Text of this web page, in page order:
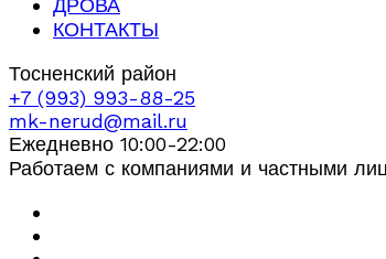
ДРОВА
КОНТАКТЫ
Тосненский район
+7 (993) 993-88-25
mk-nerud@mail.ru
Ежедневно 10:00-22:00
Работаем с компаниями и частными